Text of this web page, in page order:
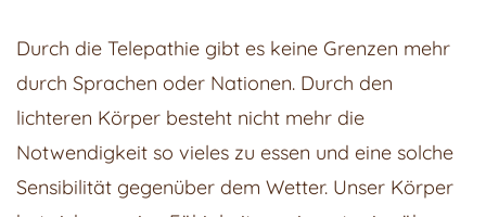
Durch die Telepathie gibt es keine Grenzen mehr
durch Sprachen oder Nationen. Durch den
lichteren Körper besteht nicht mehr die
Notwendigkeit so vieles zu essen und eine solche
Sensibilität gegenüber dem Wetter. Unser Körper